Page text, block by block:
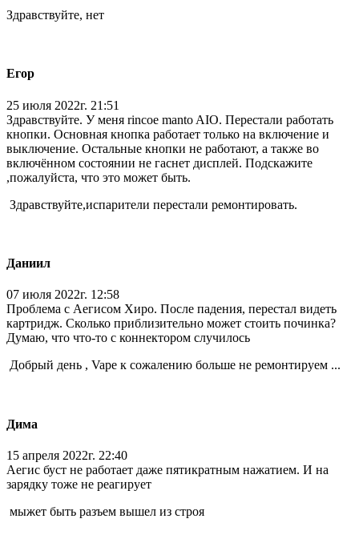
Здравствуйте, нет
Егор
25 июля 2022г. 21:51
Здравствуйте. У меня rincoe manto AIO. Перестали работать
кнопки. Основная кнопка работает только на включение и
выключение. Остальные кнопки не работают, а также во
включённом состоянии не гаснет дисплей. Подскажите
,пожалуйста, что это может быть.
Здравствуйте,испарители перестали ремонтировать.
Даниил
07 июля 2022г. 12:58
Проблема с Аегисом Хиро. После падения, перестал видеть
картридж. Сколько приблизительно может стоить починка?
Думаю, что что-то с коннектором случилось
Добрый день , Vape к сожалению больше не ремонтируем ...
Дима
15 апреля 2022г. 22:40
Аегис буст не работает даже пятикратным нажатием. И на
зарядку тоже не реагирует
мыжет быть разъем вышел из строя